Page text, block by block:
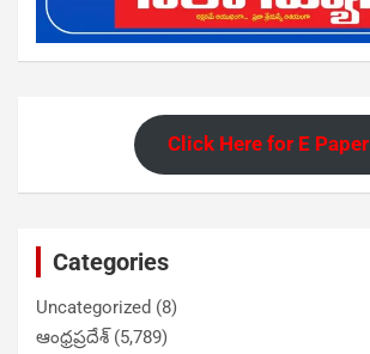
Click Here for E Paper
Categories
Uncategorized (8)
ఆంధ్రప్రదేశ్(5,789)